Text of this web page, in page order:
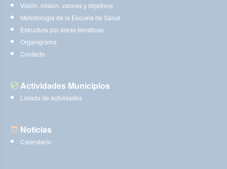
Visión, misión, valores y objetivos
Metodología de la Escuela de Salud
Estructura por áreas temáticas
Organigrama
Contacto
Actividades Municipios
Listado de actividades
Noticias
Calendario